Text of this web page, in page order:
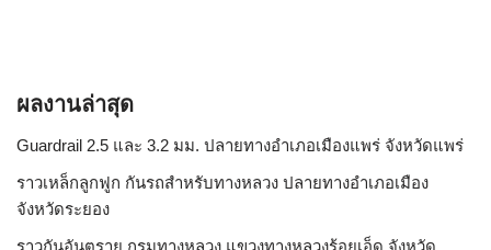
ผลงานล่าสุด
Guardrail 2.5 และ 3.2 มม. ปลายทางอำเภอเมืองแพร่ จังหวัดแพร่
ราวเหล็กลูกฟูก กันรถสําหรับทางหลวง ปลายทางอำเภอเมือง
จังหวัดระยอง
ราวกันอันตราย กรมทางหลวง แขวงทางหลวงร้อยเอ็ด จังหวัด